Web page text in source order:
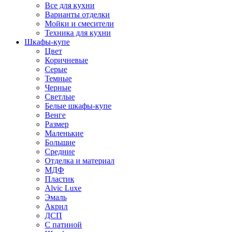
Все для кухни
Варианты отделки
Мойки и смесители
Техника для кухни
Шкафы-купе
Цвет
Коричневые
Серые
Темные
Черные
Светлые
Белые шкафы-купе
Венге
Размер
Маленькие
Большие
Средние
Отделка и материал
МДФ
Пластик
Alvic Luxe
Эмаль
Акрил
ДСП
С патиной